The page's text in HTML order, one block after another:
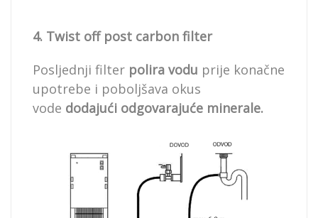
4. Twist off post carbon filter
Posljednji filter polira vodu prije konačne
upotrebe i poboljšava okus
vode dodajući odgovarajuće minerale.